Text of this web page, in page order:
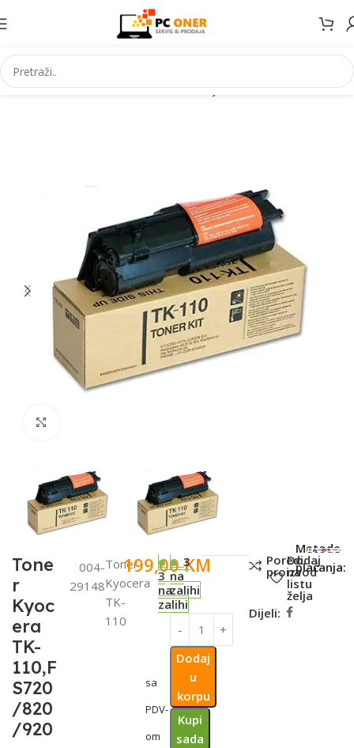
Početna Informatika Potrošni materijal Toneri
Tone
r
Kyoc
era
TK-
110,F
S720
/820
/920
004-
29148
Toner
Kyocera
TK-
110
199,00KM
sa
PDV-
om
3
na
zalihi
3
na
zalihi
Dodaj
u
korpu
Kupi
sada
Poredi
proizvod
Dodaj
na
listu
želja
Dijeli:
Metode
plaćanja: